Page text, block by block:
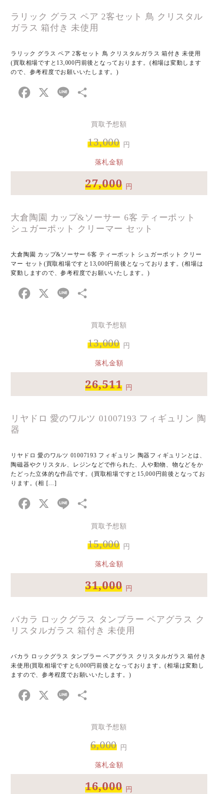
ラリック グラス ペア 2客セット 鳥 クリスタル
ガラス 箱付き 未使用
ラリック グラス ペア 2客セット 鳥 クリスタルガラス 箱付き 未使用
(買取相場ですと13,000円前後となっております。(相場は変動します
ので、参考程度でお願いいたします。)
Facebook
X Line
買取予想額
13,000 円
落札金額
27,000 円
大倉陶園 カップ&ソーサー 6客 ティーポット
シュガーポット クリーマー セット
大倉陶園 カップ&ソーサー 6客 ティーポット シュガーポット クリー
マー セット(買取相場ですと13,000円前後となっております。(相場は
変動しますので、参考程度でお願いいたします。)
Facebook
X Line
買取予想額
13,000 円
落札金額
26,511 円
リヤドロ 愛のワルツ 01007193 フィギュリン 陶
器
リヤドロ 愛のワルツ 01007193 フィギュリン 陶器フィギュリンとは、
陶磁器やクリスタル、レジンなどで作られた、人や動物、物などをか
たどった立体的な作品です。(買取相場ですと15,000円前後となってお
ります。(相 […]
Facebook
X Line
有
買取予想額
15,000 円
落札金額
31,000 円
バカラ ロックグラス タンブラー ペアグラス ク
リスタルガラス 箱付き 未使用
バカラ ロックグラス タンブラー ペアグラス クリスタルガラス 箱付き
未使用(買取相場ですと6,000円前後となっております。(相場は変動し
ますので、参考程度でお願いいたします。)
Facebook
X Line
買取予想額
6,000 円
落札金額
16,000 円